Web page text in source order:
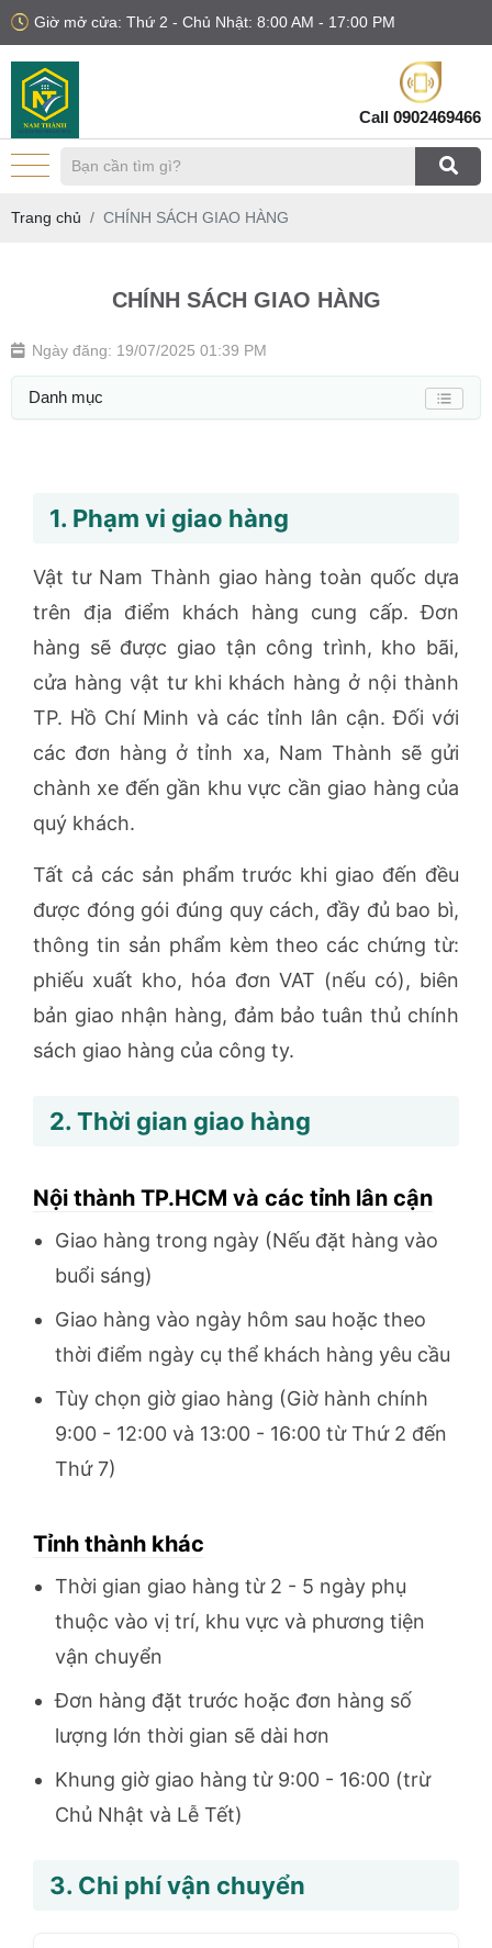
Giờ mở cửa: Thứ 2 - Chủ Nhật: 8:00 AM - 17:00 PM
Call 0902469466
Trang chủ CHÍNH SÁCH GIAO HÀNG
CHÍNH SÁCH GIAO HÀNG
Ngày đăng: 19/07/2025 01:39 PM
Danh mục
1. Phạm vi giao hàng
Vật tư Nam Thành giao hàng toàn quốc dựa
trên địa điểm khách hàng cung cấp. Đơn
hàng sẽ được giao tận công trình, kho bãi,
cửa hàng vật tư khi khách hàng ở nội thành
TP. Hồ Chí Minh và các tỉnh lân cận. Đối với
các đơn hàng ở tỉnh xa, Nam Thành sẽ gửi
chành xe đến gần khu vực cần giao hàng của
quý khách.
Tất cả các sản phẩm trước khi giao đến đều
được đóng gói đúng quy cách, đầy đủ bao bì,
thông tin sản phẩm kèm theo các chứng từ:
phiếu xuất kho, hóa đơn VAT (nếu có), biên
bản giao nhận hàng, đảm bảo tuân thủ chính
sách giao hàng của công ty.
2. Thời gian giao hàng
Nội thành TP.HCM và các tỉnh lân cận
Giao hàng trong ngày (Nếu đặt hàng vào
buổi sáng)
Giao hàng vào ngày hôm sau hoặc theo
thời điểm ngày cụ thể khách hàng yêu cầu
Tùy chọn giờ giao hàng (Giờ hành chính
9:00 - 12:00 và 13:00 - 16:00 từ Thứ 2 đến
Thứ 7)
Tỉnh thành khác
Thời gian giao hàng từ 2 - 5 ngày phụ
thuộc vào vị trí, khu vực và phương tiện
vận chuyển
Đơn hàng đặt trước hoặc đơn hàng số
lượng lớn thời gian sẽ dài hơn
Khung giờ giao hàng từ 9:00 - 16:00 (trừ
Chủ Nhật và Lễ Tết)
3. Chi phí vận chuyển